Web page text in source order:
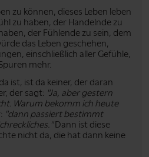
zu können, dieses Leben leben
zu haben, der Handelnde zu
der Fühlende zu sein, dem
das Leben geschehen,
einschließlich aller Gefühle,
mehr.
ist, ist da keiner, der daran
der sagt: "Ja, aber gestern
Warum bekomm ich heute
"dann passiert bestimmt
Dann ist diese
nicht da, die hat dann keine